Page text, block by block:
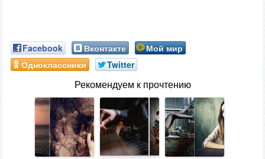
Facebook Вконтакте
Мой мир
Одноклассники
Twitter
Рекомендуем к прочтению